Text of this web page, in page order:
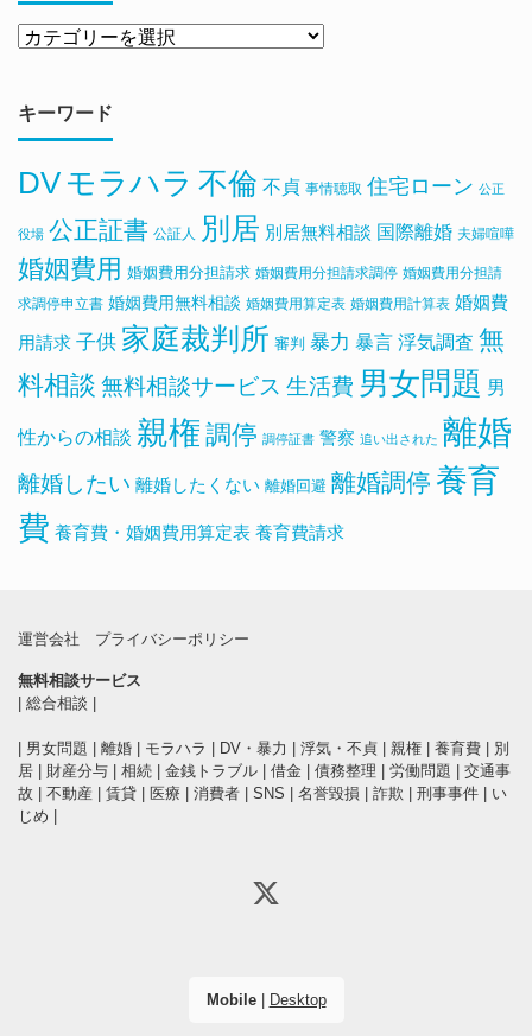
キーワード
DV モラハラ 不倫 不貞 事情聴取 住宅ローン 公正
役場 公正証書 公証人 別居 別居無料相談 国際離婚 夫婦喧嘩
婚姻費用 婚姻費用分担請求 婚姻費用分担請求調停 婚姻費用分担請
求調停申立書 婚姻費用無料相談 婚姻費用算定表 婚姻費用計算表 婚姻費
用請求 子供 家庭裁判所 審判 暴力 暴言 浮気調査 無
料相談 無料相談サービス 生活費 男女問題 男
性からの相談 親権 調停 調停証書 警察 追い出された 離婚
離婚したい 離婚したくない 離婚回避 離婚調停 養育
費 養育費・婚姻費用算定表 養育費請求
運営会社 プライバシーポリシー
無料相談サービス
総合相談
男女問題 離婚 モラハラ DV・暴力 浮気・不貞 親権 養育費
別
居
財産分与 相続 金銭トラブル 借金 債務整理 労働問題
交通事
故
不動産 賃貸 医療 消費者 SNS 名誉毀損 詐欺 刑事事件
い
じめ
Mobile| Desktop